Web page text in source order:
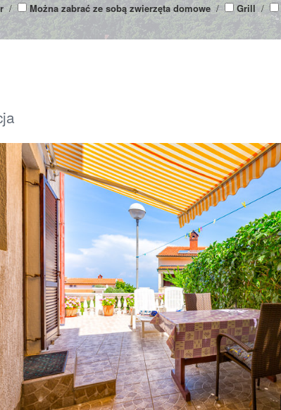
/ Można zabrać ze sobą zwierzęta domowe/ Grill/